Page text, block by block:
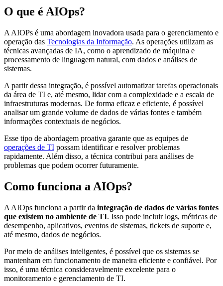
O que é AIOps?
A AIOPs é uma abordagem inovadora usada para o gerenciamento e
operação das Tecnologias da Informação. As operações utilizam as
técnicas avançadas de IA, como o aprendizado de máquina e
processamento de linguagem natural, com dados e análises de
sistemas.
A partir dessa integração, é possível automatizar tarefas operacionais
da área de TI e, até mesmo, lidar com a complexidade e a escala de
infraestruturas modernas. De forma eficaz e eficiente, é possível
analisar um grande volume de dados de várias fontes e também
informações contextuais de negócios.
Esse tipo de abordagem proativa garante que as equipes de
operações de TI possam identificar e resolver problemas
rapidamente. Além disso, a técnica contribui para análises de
problemas que podem ocorrer futuramente.
Como funciona a AIOps?
A AIOps funciona a partir da integração de dados de várias fontes
que existem no ambiente de TI. Isso pode incluir logs, métricas de
desempenho, aplicativos, eventos de sistemas, tickets de suporte e,
até mesmo, dados de negócios.
Por meio de análises inteligentes, é possível que os sistemas se
mantenham em funcionamento de maneira eficiente e confiável. Por
isso, é uma técnica consideravelmente excelente para o
monitoramento e gerenciamento de TI.